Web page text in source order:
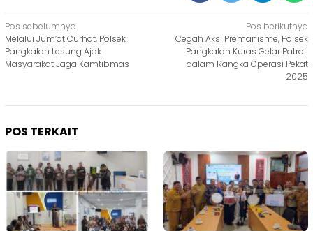
Navigasi
pos
Pos sebelumnya
Melalui Jum’at Curhat, Polsek
Pangkalan Lesung Ajak
Masyarakat Jaga Kamtibmas
Pos berikutnya
Cegah Aksi Premanisme, Polsek
Pangkalan Kuras Gelar Patroli
dalam Rangka Operasi Pekat
2025
POS TERKAIT